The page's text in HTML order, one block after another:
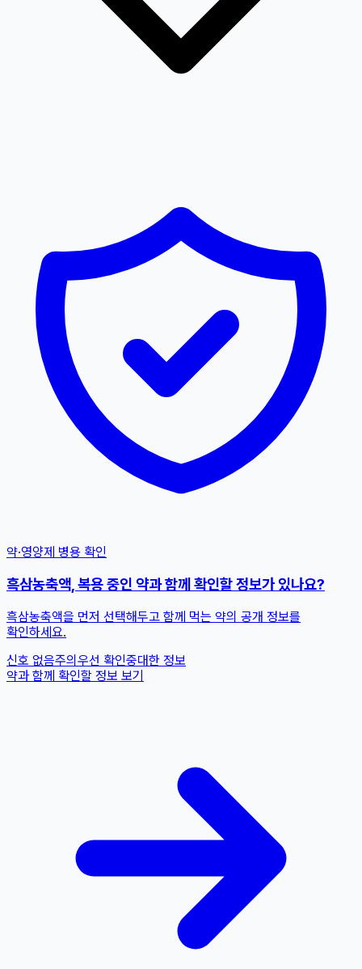
약·영양제 병용 확인
흑삼농축액, 복용 중인 약과 함께 확인할 정보가 있나요?
흑삼농축액을 먼저 선택해두고 함께 먹는 약의 공개 정보를
확인하세요.
신호 없음주의 우선 확인중대한 정보
약과 함께 확인할 정보 보기